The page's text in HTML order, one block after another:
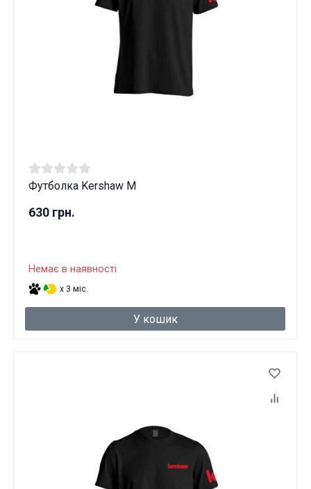
Футболка Kershaw M
630 грн.
Немає в наявності
x 3 міс.
У кошик